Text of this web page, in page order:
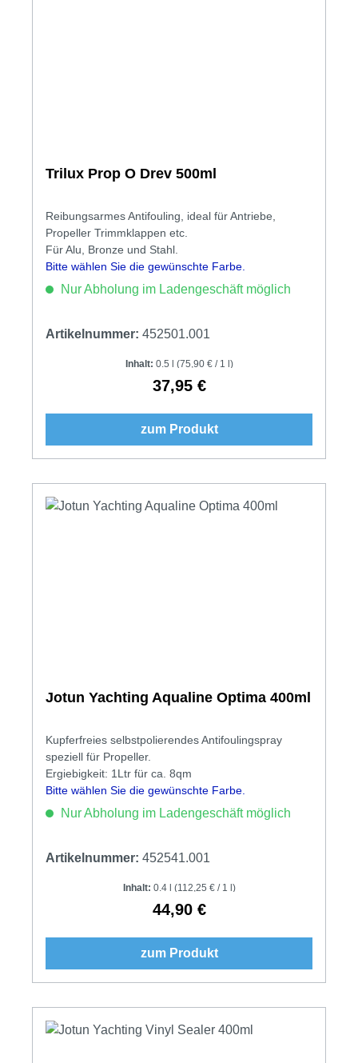
Trilux Prop O Drev 500ml
Reibungsarmes Antifouling, ideal für Antriebe,
Propeller Trimmklappen etc.
Für Alu, Bronze und Stahl.
Bitte wählen Sie die gewünschte Farbe.
Nur Abholung im Ladengeschäft möglich
Artikelnummer: 452501.001
Inhalt: 0.5 l (75,90 € / 1 l)
Regulärer Preis:
37,95 €
zum Produkt
Jotun Yachting Aqualine Optima 400ml
Kupferfreies selbstpolierendes Antifoulingspray
speziell für Propeller.
Ergiebigkeit: 1Ltr für ca. 8qm
Bitte wählen Sie die gewünschte Farbe.
Nur Abholung im Ladengeschäft möglich
Artikelnummer: 452541.001
Inhalt: 0.4 l (112,25 € / 1 l)
Regulärer Preis:
44,90 €
zum Produkt